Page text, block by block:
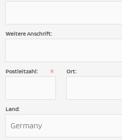
Weitere Anschrift:
Postleitzahl: Ort:
Land:
Germany